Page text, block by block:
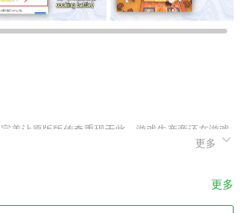
美让原版版传奇重现于此，游戏生产商还在游戏
武器，以及更家具有现代化风格的游戏画面，让
更多
更多